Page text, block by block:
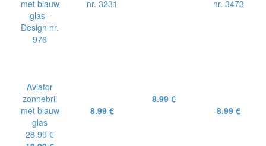
Aviator
zonnebril
met blauw
glas
28.99 €
8.99 €
8.99 €
8.99 €